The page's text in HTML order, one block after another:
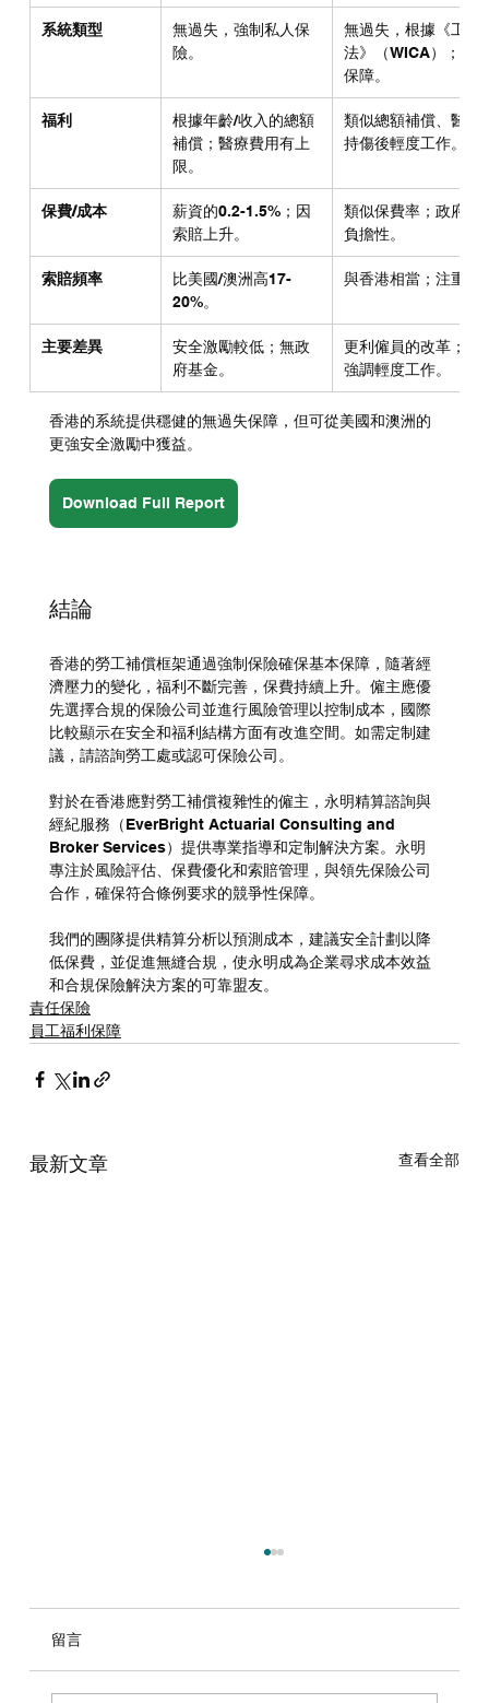
系統類型
無過失，強制私人保
險。
無過失，根據《工作
法》（WICA）；
保障。
福利
根據年齡/收入的總額
補償；醫療費用有上
限。
類似總額補償、醫療
持傷後輕度工作。
保費/成本
薪資的0.2-1.5%；因
索賠上升。
類似保費率；政府監
負擔性。
索賠頻率
比美國/澳洲高17-
20%。
與香港相當；注重預
主要差異
安全激勵較低；無政
府基金。
更利僱員的改革；類
強調輕度工作。
香港的系統提供穩健的無過失保障，但可從美國和澳洲的
更強安全激勵中獲益。
Download Full Report
結論
香港的勞工補償框架通過強制保險確保基本保障，隨著經
濟壓力的變化，福利不斷完善，保費持續上升。僱主應優
先選擇合規的保險公司並進行風險管理以控制成本，國際
比較顯示在安全和福利結構方面有改進空間。如需定制建
議，請諮詢勞工處或認可保險公司。
對於在香港應對勞工補償複雜性的僱主，永明精算諮詢與
經紀服務（EverBright Actuarial Consulting and
Broker Services）提供專業指導和定制解決方案。永明
專注於風險評估、保費優化和索賠管理，與領先保險公司
合作，確保符合條例要求的競爭性保障。
我們的團隊提供精算分析以預測成本，建議安全計劃以降
低保費，並促進無縫合規，使永明成為企業尋求成本效益
和合規保險解決方案的可靠盟友。
責任保險
員工福利保障
最新文章 查看全部
留言